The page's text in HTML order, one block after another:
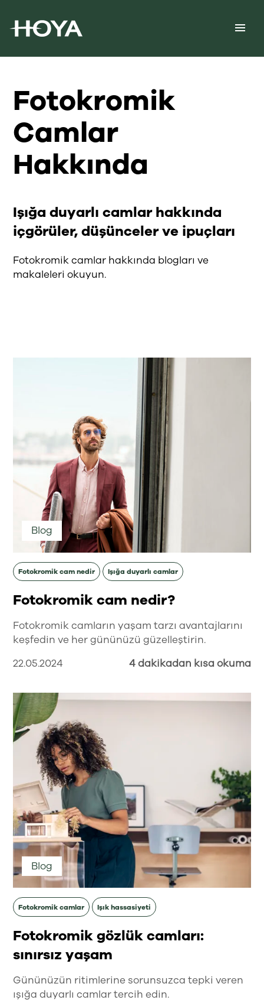
Fotokromik
Camlar
Hakkında
Işığa duyarlı camlar hakkında
içgörüler, düşünceler ve ipuçları
Fotokromik camlar hakkında blogları ve
makaleleri okuyun.
Blog
Fotokromik cam nedir Işığa duyarlı camlar
Fotokromik cam nedir?
Fotokromik camların yaşam tarzı avantajlarını
keşfedin ve her gününüzü güzelleştirin.
22.05.2024
4 dakikadan kısa okuma
Blog
Fotokromik camlar Işık hassasiyeti
Fotokromik gözlük camları:
sınırsız yaşam
Gününüzün ritimlerine sorunsuzca tepki veren
ışığa duyarlı camlar tercih edin.